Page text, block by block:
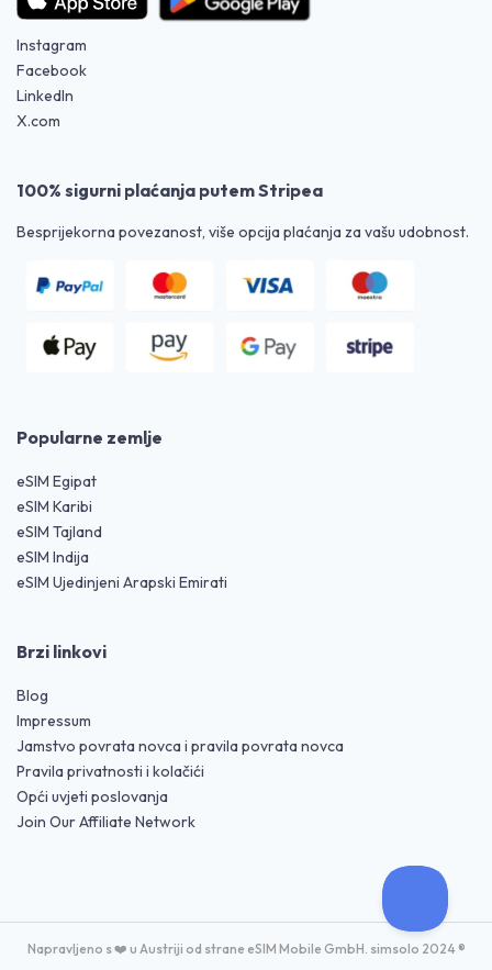
Instagram
Facebook
LinkedIn
X.com
100% sigurni plaćanja putem Stripea
Besprijekorna povezanost, više opcija plaćanja za vašu udobnost.
Popularne zemlje
eSIM Egipat
eSIM Karibi
eSIM Tajland
eSIM Indija
eSIM Ujedinjeni Arapski Emirati
Brzi linkovi
Blog
Impressum
Jamstvo povrata novca i pravila povrata novca
Pravila privatnosti i kolačići
Opći uvjeti poslovanja
Join Our Affiliate Network
Napravljeno s ❤️ u Austriji od strane eSIM Mobile GmbH. simsolo 2024 ®